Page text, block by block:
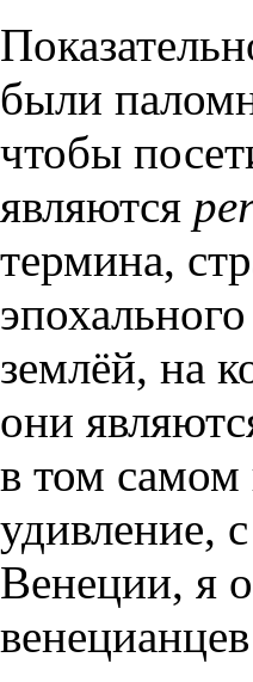
были
чтобы
являются
термина,
землёй, на
они
в том самом
удивление,
Венеции, я